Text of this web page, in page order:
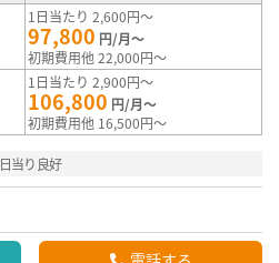
1日当たり 2,600円～
97,800 円/月～
初期費用他 22,000円～
1日当たり 2,900円～
106,800 円/月～
初期費用他 16,500円～
日当り良好